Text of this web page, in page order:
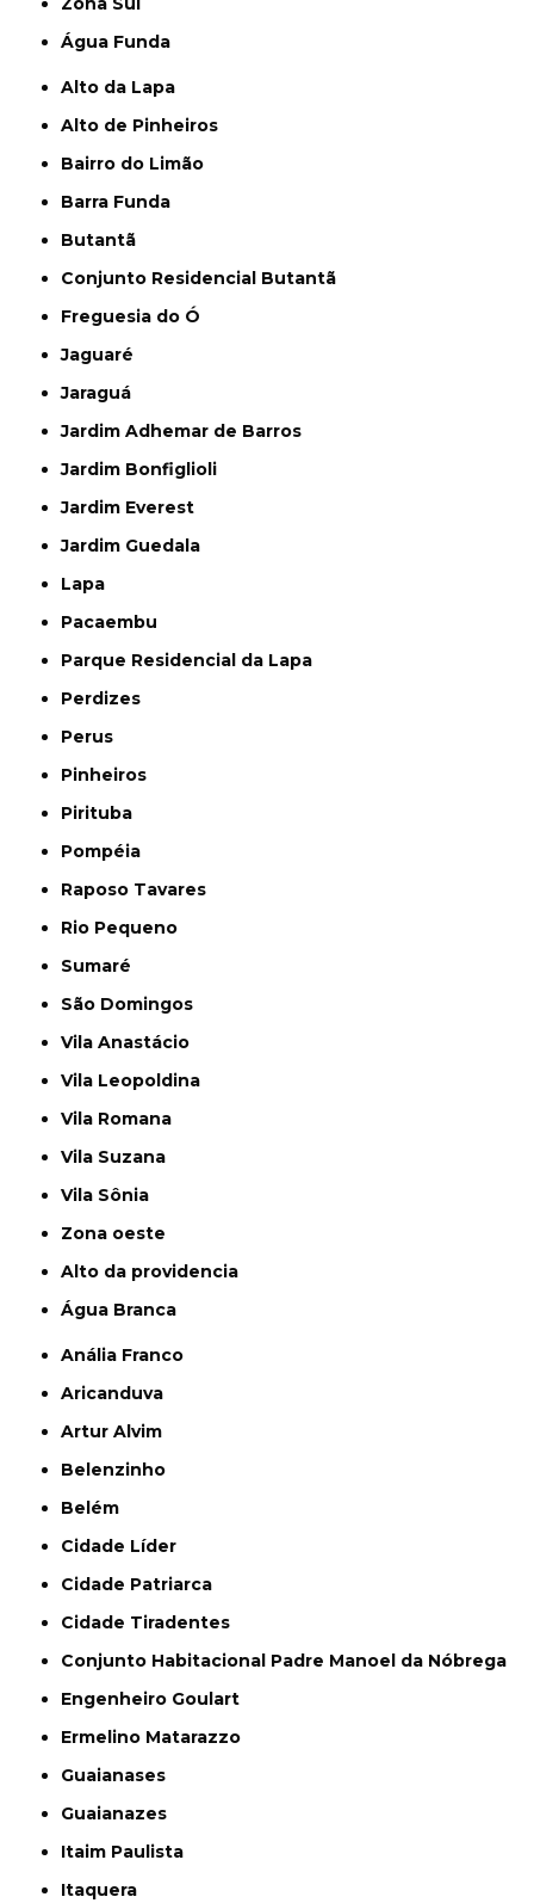
Água Funda
Alto da Lapa
Alto de Pinheiros
Bairro do Limão
Barra Funda
Butantã
Conjunto Residencial Butantã
Freguesia do Ó
Jaguaré
Jaraguá
Jardim Adhemar de Barros
Jardim Bonfiglioli
Jardim Everest
Jardim Guedala
Lapa
Pacaembu
Parque Residencial da Lapa
Perdizes
Perus
Pinheiros
Pirituba
Pompéia
Raposo Tavares
Rio Pequeno
Sumaré
São Domingos
Vila Anastácio
Vila Leopoldina
Vila Romana
Vila Suzana
Vila Sônia
Zona oeste
alto da providencia
Água Branca
Anália Franco
Aricanduva
Artur Alvim
Belenzinho
Belém
Cidade Líder
Cidade Patriarca
Cidade Tiradentes
Conjunto Habitacional Padre Manoel da Nóbrega
Engenheiro Goulart
Ermelino Matarazzo
Guaianases
Guaianazes
Itaim Paulista
Itaquera